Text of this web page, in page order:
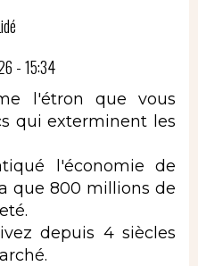
- 15:34
l'étron que vous
qui exterminent les
l'économie de
que 800 millions de
depuis 4 siècles